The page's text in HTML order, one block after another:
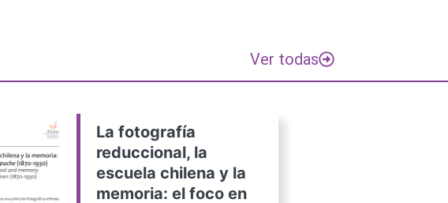
Ver todas
La fotografía
reduccional, la
escuela chilena y la
memoria: el foco en